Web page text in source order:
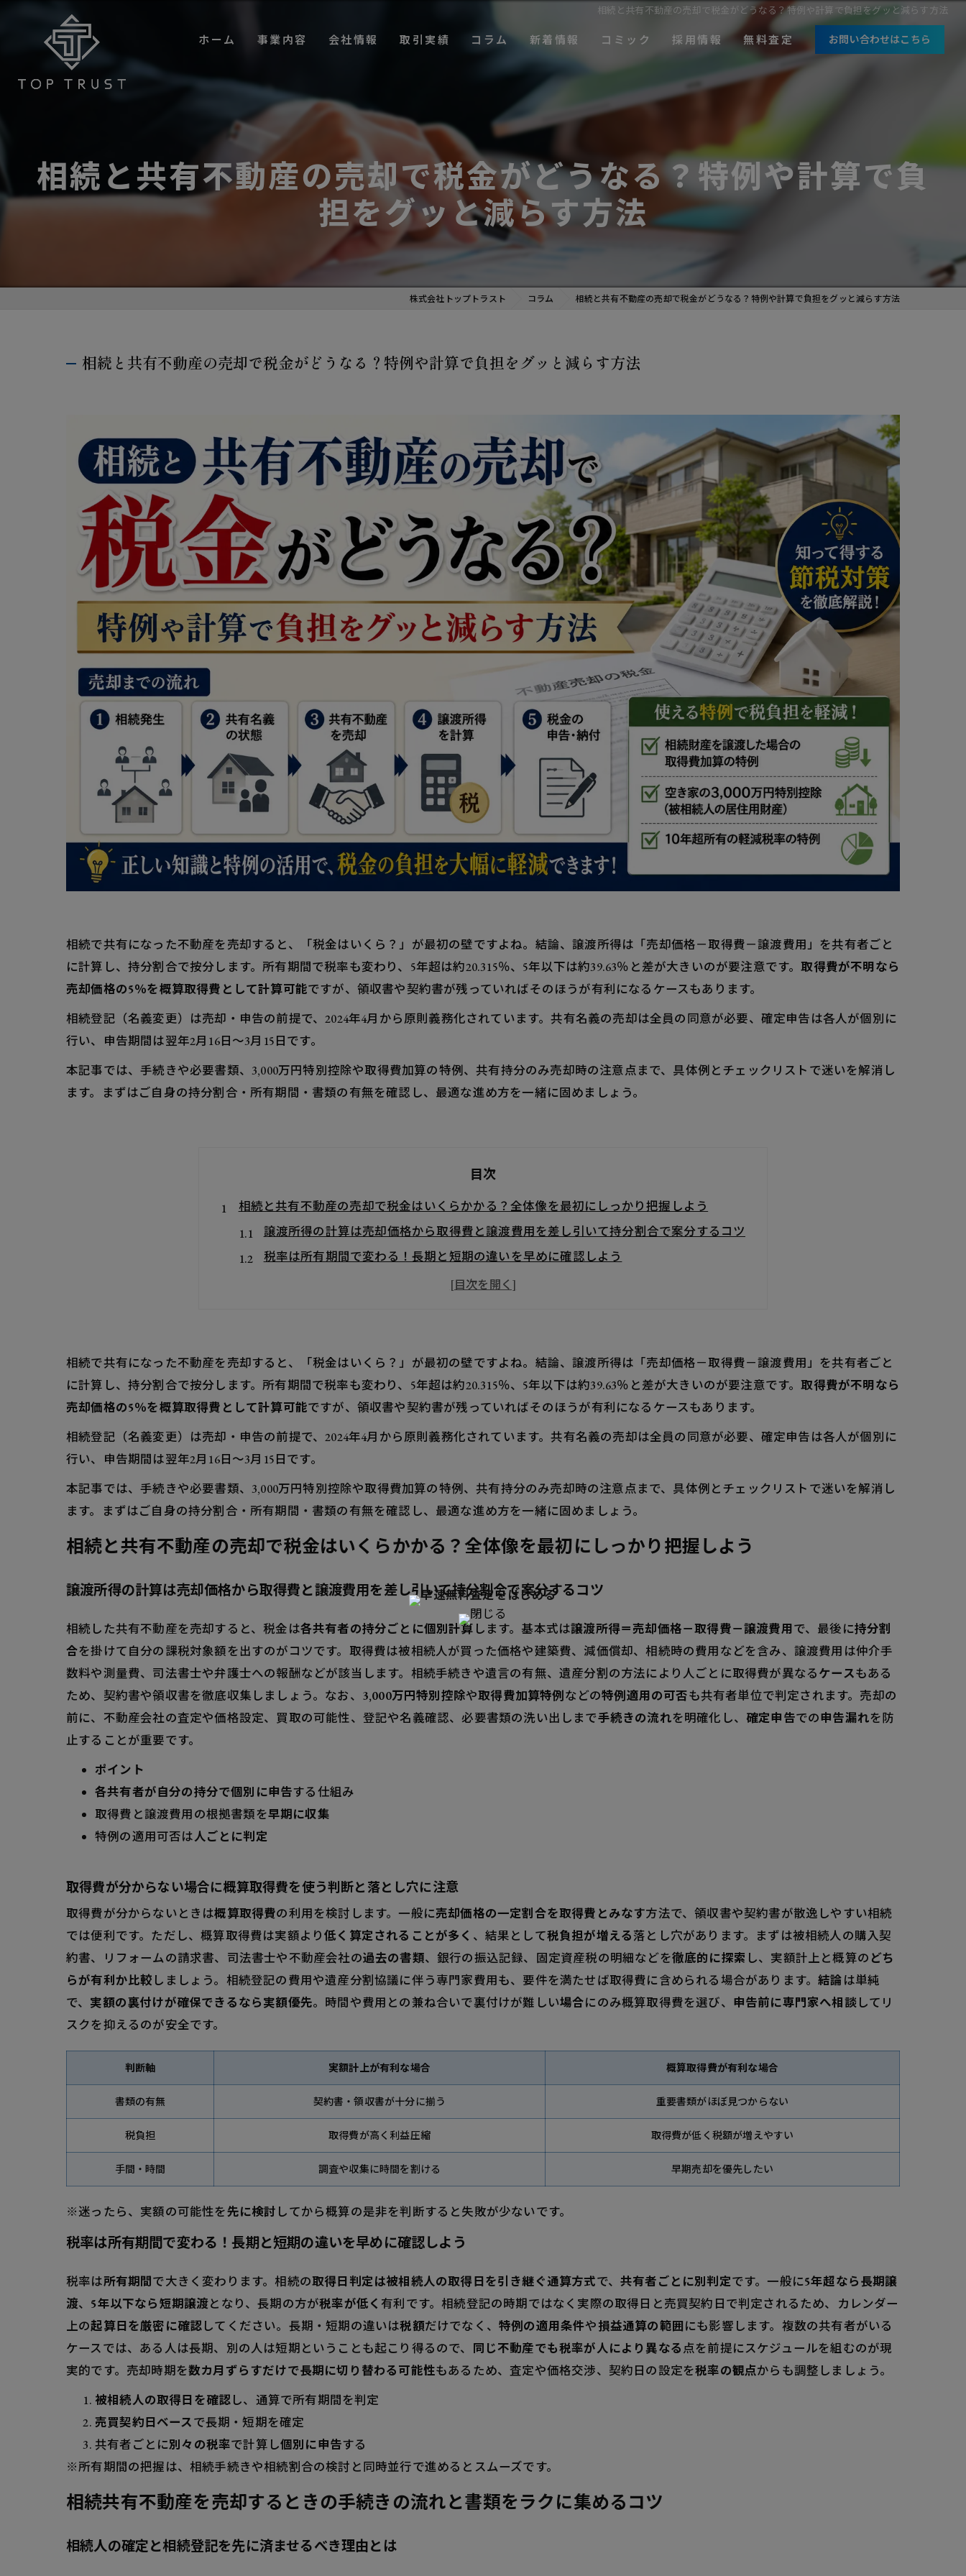
相続と共有不動産の売却で税金がどうなる？特例や計算で負担をグッと減らす方法
お問い合わせはこちら
ホーム 事業内容
不動産仲介事業
コンサルティング事業
買取事業
ホテル宿泊施設運営事業
会社情報
代表メッセージ
CSR活動
取引実績 コラム 新着情報
プレリリース
お知らせ
コミック 採用情報
中途採用
無料査定
相続と共有不動産の売却で税金がどうなる？特例や計算で負
担をグッと減らす方法
株式会社トップトラスト コラム 相続と共有不動産の売却で税金がどうなる？特例や計算で負担をグッと減らす方法
相続と共有不動産の売却で税金がどうなる？特例や計算で負担をグッと減らす方法
相続で共有になった不動産を売却すると、「税金はいくら？」が最初の壁ですよね。結論、譲渡所得は「売却価格－取得費－譲渡費用」を共有者ごと
に計算し、持分割合で按分します。所有期間で税率も変わり、5年超は約20.315％、5年以下は約39.63％と差が大きいのが要注意です。取得費が不明なら
売却価格の5％を概算取得費として計算可能ですが、領収書や契約書が残っていればそのほうが有利になるケースもあります。
相続登記（名義変更）は売却・申告の前提で、2024年4月から原則義務化されています。共有名義の売却は全員の同意が必要、確定申告は各人が個別に
行い、申告期間は翌年2月16日〜3月15日です。
本記事では、手続きや必要書類、3,000万円特別控除や取得費加算の特例、共有持分のみ売却時の注意点まで、具体例とチェックリストで迷いを解消し
ます。まずはご自身の持分割合・所有期間・書類の有無を確認し、最適な進め方を一緒に固めましょう。
目次
相続と共有不動産の売却で税金はいくらかかる？全体像を最初にしっかり把握しよう
譲渡所得の計算は売却価格から取得費と譲渡費用を差し引いて持分割合で案分するコツ
税率は所有期間で変わる！長期と短期の違いを早めに確認しよう
相続共有不動産を売却するときの手続きの流れと書類をラクに集めるコツ
共有名義で確定申告は誰が何をいつまでに行う？迷わない具体フロー
共有者ごとに個別で計算と申告が必要な理由をスッキリ解説
相続共有不動産の売却で使える特例を徹底比較！税金を最小限にするワザ
相続した空き家の3,000万円特別控除の要件とスムーズな適用ステップ
取得費加算特例は相続開始からの期限と納税済みが決め手
共有持分のみ売却したいときの税金と手続きはどう違う？失敗しないためのポイント
持分売却の譲渡所得計算と買い手が見つかりにくい理由を理解しよう
相続共有不動産の価格評価は市場価格・路線価・固定資産税評価額をこう使い分ける！
市場価格の把握と査定を賢く進める方法
路線価や固定資産税評価額を税務や手続きで使うタイミング
相続共有不動産の売却で起きやすいトラブルを未然に防ぐ！実務で効くテクニック集
経費の負担者と清算方法を早めに決めてトラブル防止
手続きの停滞を招くケースとその回避策を知っておこう
相続共有不動産の売却と税金をシミュレーション！数字で見るリアルな負担
夫婦共有の売却では持分割合が税負担にどう効く？具体例でわかる差
相続登記をせずに売却できる？名義整備の落とし穴
相続共有不動産の売却で損をしないための最終チェックリスト！ここを押さえれば安心
税金特例の適用要件や期限をしっかり確認しよう
相続で共有になった不動産を売却すると、「税金はいくら？」が最初の壁ですよね。結論、譲渡所得は「売却価格－取得費－譲渡費用」を共有者ごと
に計算し、持分割合で按分します。所有期間で税率も変わり、5年超は約20.315％、5年以下は約39.63％と差が大きいのが要注意です。取得費が不明なら
売却価格の5％を概算取得費として計算可能ですが、領収書や契約書が残っていればそのほうが有利になるケースもあります。
相続登記（名義変更）は売却・申告の前提で、2024年4月から原則義務化されています。共有名義の売却は全員の同意が必要、確定申告は各人が個別に
行い、申告期間は翌年2月16日〜3月15日です。
本記事では、手続きや必要書類、3,000万円特別控除や取得費加算の特例、共有持分のみ売却時の注意点まで、具体例とチェックリストで迷いを解消し
ます。まずはご自身の持分割合・所有期間・書類の有無を確認し、最適な進め方を一緒に固めましょう。
相続と共有不動産の売却で税金はいくらかかる？全体像を最初にしっかり把握しよう
譲渡所得の計算は売却価格から取得費と譲渡費用を差し引いて持分割合で案分するコツ
相続した共有不動産を売却すると、税金は各共有者の持分ごとに個別計算 します。基本式は譲渡所得＝売却価格－取得費－譲渡費用で、最後に持分割
合を掛けて自分の課税対象額を出すのがコツです。取得費は被相続人が買った価格や建築費、減価償却、相続時の費用などを含み、譲渡費用は仲介手
数料や測量費、司法書士や弁護士への報酬などが該当します。相続手続きや遺言の有無、遺産分割の方法により人ごとに取得費が異なるケースもある
ため、契約書や領収書を徹底収集しましょう。なお、 3,000万円特別控除や取得費加算特例などの特例適用の可否も共有者単位で判定されます。売却の
前に、不動産会社の査定や価格設定、買取の可能性、登記や名義確認、必要書類の洗い出しまで手続きの流れを明確化し、 確定申告での申告漏れを防
止することが重要です。
ポイント
各共有者が自分の持分で個別に申告する仕組み
取得費と譲渡費用の根拠書類を早期に収集
特例の適用可否は人ごとに判定
取得費が分からない場合に概算取得費を使う判断と落とし穴に注意
取得費が分からないときは概算取得費の利用を検討します。一般に売却価格の一定割合を取得費とみなす方法で、領収書や契約書が散逸しやすい相続
では便利です。ただし、概算取得費は実額より低く算定されることが多く 、結果として税負担が増える落とし穴があります。まずは被相続人の購入契
約書、リフォームの請求書、司法書士や不動産会社の過去の書類、銀行の振込記録、固定資産税の明細などを徹底的に探索 し、実額計上と概算の どち
らが有利か比較 しましょう。相続登記の費用や遺産分割協議に伴う専門家費用も、要件を満たせば取得費に含められる場合があります。結論は単純
で、 実額の裏付けが確保できるなら実額優先。時間や費用との兼ね合いで裏付けが難しい場合にのみ概算取得費を選び、 申告前に専門家へ相談してリ
スクを抑えるのが安全です。
判断軸 実額計上が有利な場合 概算取得費が有利な場合
書類の有無 契約書・領収書が十分に揃う 重要書類がほぼ見つからない
税負担 取得費が高く利益圧縮 取得費が低く税額が増えやすい
手間・時間 調査や収集に時間を割ける 早期売却を優先したい
※迷ったら、実額の可能性を先に検討 してから概算の是非を判断すると失敗が少ないです。
税率は所有期間で変わる！長期と短期の違いを早めに確認しよう
税率は所有期間で大きく変わります。相続の取得日判定は被相続人の取得日を引き継ぐ通算方式で、共有者ごとに別判定です。一般に5年超なら長期譲
渡、 5年以下なら短期譲渡となり、長期の方が税率が低く 有利です。相続登記の時期ではなく実際の取得日と売買契約日で判定されるため、カレンダー
上の起算日を厳密に確認してください。長期・短期の違いは税額だけでなく、特例の適用条件や損益通算の範囲にも影響します。複数の共有者がいる
ケースでは、ある人は長期、別の人は短期ということも起こり得るので、 同じ不動産でも税率が人により異なる点を前提にスケジュールを組むのが現
実的です。売却時期を数カ月ずらすだけで長期に切り替わる可能性もあるため、査定や価格交渉、契約日の設定を税率の観点からも調整しましょう。
被相続人の取得日を確認し、通算で所有期間を判定
売買契約日ベースで長期・短期を確定
共有者ごとに別々の税率で計算し個別に申告する
※所有期間の把握は、相続手続きや相続割合の検討と同時並行で進めるとスムーズです。
相続共有不動産を売却するときの手続きの流れと書類をラクに集めるコツ
相続人の確定と相続登記を先に済ませるべき理由とは